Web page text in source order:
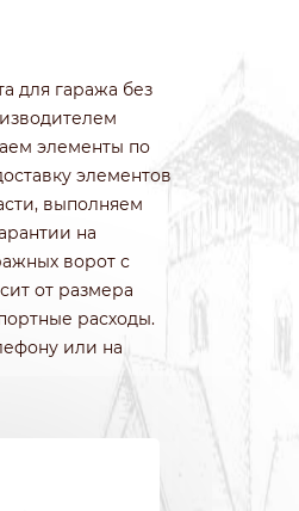
для гаража без
элементы по
элементов
выполняем
на
ворот с
от размера
расходы.
или на